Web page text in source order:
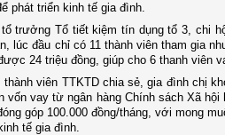
phát triển kinh tế gia đình.
trưởng Tổ tiết kiệm tín dụng tổ 3, chi
lúc đầu chỉ có 11 thành viên tham gia
24 triệu đồng, giúp cho 6 thanh viên
thành viên TTKTD chia sẻ, gia đình chị
vốn vay từ ngân hàng Chính sách Xã
góp 100.000 đồng/tháng, với mong
tế gia đình.